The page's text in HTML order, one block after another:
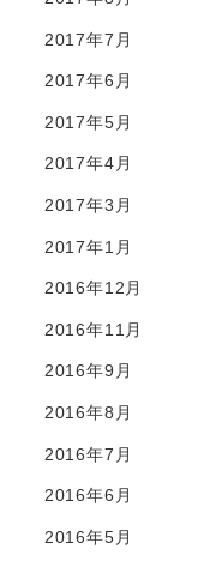
2017年7月
2017年6月
2017年5月
2017年4月
2017年3月
2017年1月
2016年12月
2016年11月
2016年9月
2016年8月
2016年7月
2016年6月
2016年5月